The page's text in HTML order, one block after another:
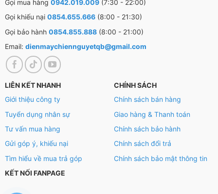
– Đun nước dễ dàng chỉ với 1 nút nhấn, ngay cả người
lớn tuổi cũng có thể sử dụng được. Có đèn báo hiệu
trạng thái hoạt động của bình.
Gọi mua hàng 0942.019.009 (7:30 - 22:00)
Gọi khiếu nại 0854.655.666 (8:00 - 21:30)
Gọi bảo hành 0854.855.888 (8:00 - 21:00)
Email: dienmaychiennguyetqb@gmail.com
LIÊN KẾT NHANH
Giới thiệu công ty
Tuyển dụng nhân sự
Tư vấn mua hàng
Gửi góp ý, khiếu nại
Tìm hiểu về mua trả góp
CHÍNH SÁCH
Chính sách bán hàng
Giao hàng & Thanh toán
Chính sách bảo hành
Chính sách đổi trả
Chính sách bảo mật thông tin
KẾT NỐI FANPAGE